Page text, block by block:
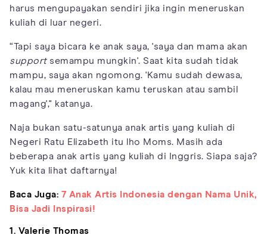
harus mengupayakan sendiri jika ingin meneruskan
kuliah di luar negeri.
“Tapi saya bicara ke anak saya, 'saya dan mama akan
supportsemampu mungkin'. Saat kita sudah tidak
mampu, saya akan ngomong. 'Kamu sudah dewasa,
kalau mau meneruskan kamu teruskan atau sambil
magang'," katanya.
Naja bukan satu-satunya anak artis yang kuliah di
Negeri Ratu Elizabeth itu lho Moms. Masih ada
beberapa anak artis yang kuliah di Inggris. Siapa saja?
Yuk kita lihat daftarnya!
Baca Juga: 7 Anak Artis Indonesia dengan Nama Unik,
Bisa Jadi Inspirasi!
1. Valerie Thomas